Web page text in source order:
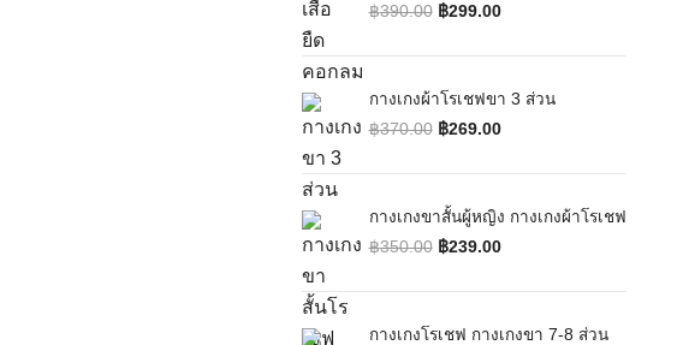
฿390.00
Original price was: ฿390.00.
฿299.00
Current price is: ฿299.00.
กางเกงผ้าโรเชฟขา 3 ส่วน
฿370.00
Original price was: ฿370.00.
฿269.00
Current price is: ฿269.00.
กางเกงขาสั้นผู้หญิง กางเกงผ้าโรเชฟ
฿350.00
Original price was: ฿350.00.
฿239.00
Current price is: ฿239.00.
กางเกงโรเชฟ กางเกงขา 7-8 ส่วน